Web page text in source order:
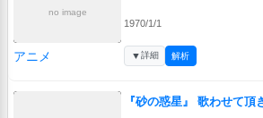
no image
1970/1/1
アニメ ▼詳細 解析
『砂の惑星』 歌わせて頂